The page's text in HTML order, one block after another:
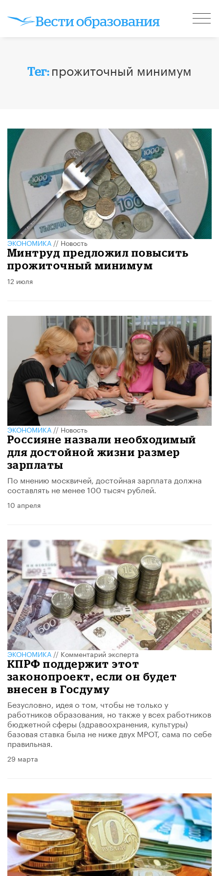
Тег: прожиточный минимум
ЭКОНОМИКА//Новость
Минтруд предложил повысить
прожиточный минимум
12 июля
ЭКОНОМИКА//Новость
Россияне назвали необходимый
для достойной жизни размер
зарплаты
По мнению москвичей, достойная зарплата должна
составлять не менее 100 тысяч рублей.
10 апреля
ЭКОНОМИКА// Комментарий эксперта
КПРФ поддержит этот
законопроект, если он будет
внесен в Госдуму
Безусловно, идея о том, чтобы не только у
работников образования, но также у всех работников
бюджетной сферы (здравоохранения, культуры)
базовая ставка была не ниже двух МРОТ, сама по себе
правильная.
29 марта